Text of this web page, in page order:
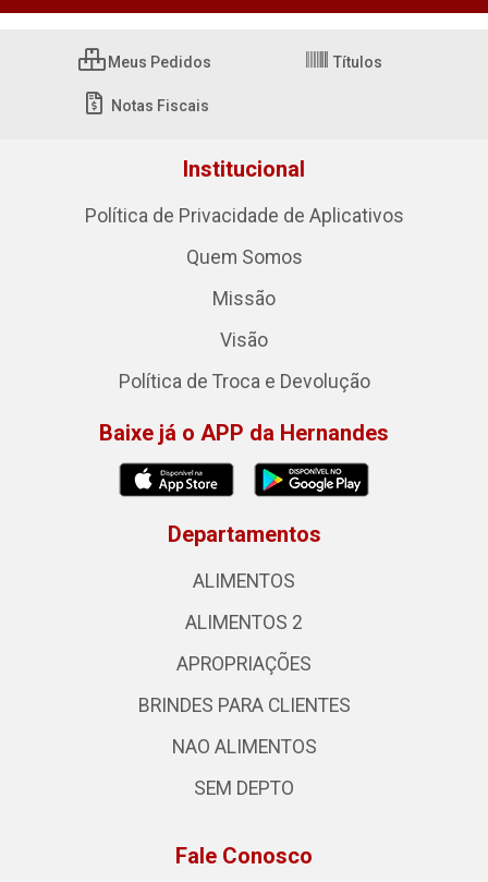
Meus Pedidos Títulos
Notas Fiscais
Institucional
Política de Privacidade de Aplicativos
Quem Somos
Missão
Visão
Política de Troca e Devolução
Baixe já o APP da Hernandes
Departamentos
ALIMENTOS
ALIMENTOS 2
APROPRIAÇÕES
BRINDES PARA CLIENTES
NAO ALIMENTOS
SEM DEPTO
Fale Conosco